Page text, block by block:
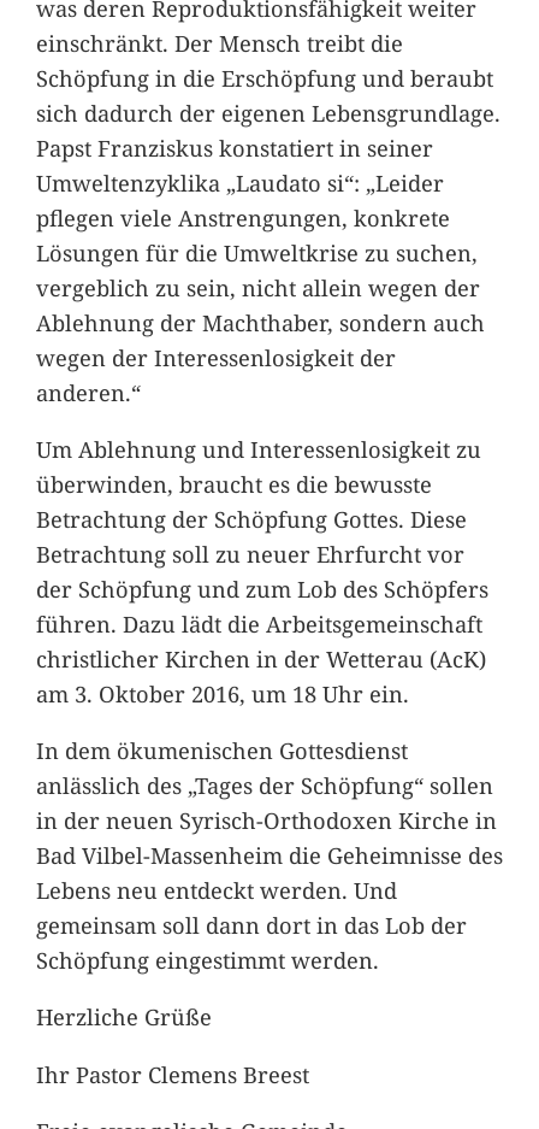
was deren Reproduktionsfähigkeit weiter
einschränkt. Der Mensch treibt die
Schöpfung in die Erschöpfung und beraubt
sich dadurch der eigenen Lebensgrundlage.
Papst Franziskus konstatiert in seiner
Umweltenzyklika „Laudato si“: „Leider
pflegen viele Anstrengungen, konkrete
Lösungen für die Umweltkrise zu suchen,
vergeblich zu sein, nicht allein wegen der
Ablehnung der Machthaber, sondern auch
wegen der Interessenlosigkeit der
anderen.“
Um Ablehnung und Interessenlosigkeit zu
überwinden, braucht es die bewusste
Betrachtung der Schöpfung Gottes. Diese
Betrachtung soll zu neuer Ehrfurcht vor
der Schöpfung und zum Lob des Schöpfers
führen. Dazu lädt die Arbeitsgemeinschaft
christlicher Kirchen in der Wetterau (AcK)
am 3. Oktober 2016, um 18 Uhr ein.
In dem ökumenischen Gottesdienst
anlässlich des „Tages der Schöpfung“ sollen
in der neuen Syrisch-Orthodoxen Kirche in
Bad Vilbel-Massenheim die Geheimnisse des
Lebens neu entdeckt werden. Und
gemeinsam soll dann dort in das Lob der
Schöpfung eingestimmt werden.
Herzliche Grüße
Ihr Pastor Clemens Breest